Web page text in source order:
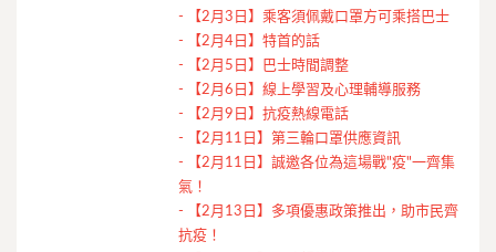
-
【2月3日】乘客須佩戴口罩方可乘搭巴士
-
【2月4日】特首的話
-
【2月5日】巴士時間調整
-
【2月6日】線上學習及心理輔導服務
-
【2月9日】抗疫熱線電話
-
【2月11日】第三輪口罩供應資訊
-
【2月11日】誠邀各位為這場戰"疫"一齊集
氣！
-
【2月13日】多項優惠政策推出，助市民齊
抗疫！